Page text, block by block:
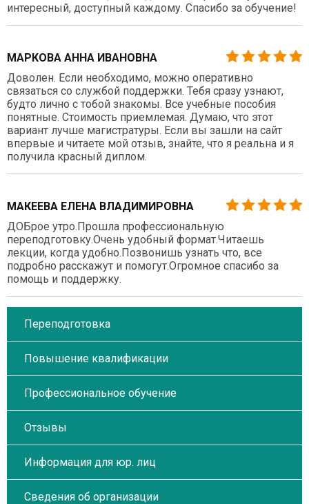
интересный, доступный каждому. Спасибо за обучение!
МАРКОВА АННА ИВАНОВНА
Доволен. Если необходимо, можно оперативно
связаться со службой поддержки. Тебя сразу узнают,
будто лично с тобой знакомы. Все учебные пособия
понятные. Стоимость приемлемая. Думаю, что этот
вариант лучше магистратуры. Если вы зашли на сайт
впервые и читаете мой отзыв, знайте, что я реальна и я
получила красный диплом.
МАКЕЕВА ЕЛЕНА ВЛАДИМИРОВНА
ДОБрое утро.Прошла профессиональную
переподготовку.Очень удобный формат.Читаешь
лекции, когда удобно.Позвонишь узнать что, все
подробно расскажут и помогут.Огромное спасибо за
помощь и поддержку.
Переподготовка
Повышение квалификации
Профессиональное обучение
Отзывы
Информация для юр. лиц
Сведения об организации